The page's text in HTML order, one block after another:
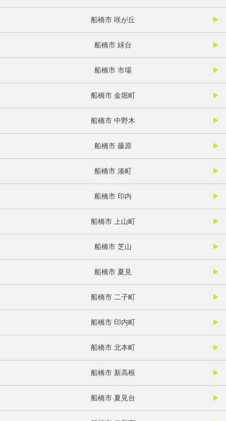
船橋市 咲が丘
船橋市 緑台
船橋市 市場
船橋市 金堀町
船橋市 中野木
船橋市 藤原
船橋市 湊町
船橋市 印内
船橋市 上山町
船橋市 芝山
船橋市 夏見
船橋市 二子町
船橋市 印内町
船橋市 北本町
船橋市 新高根
船橋市 夏見台